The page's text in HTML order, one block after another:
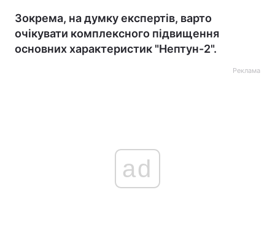
Зокрема, на думку експертів, варто
очікувати комплексного підвищення
основних характеристик "Нептун-2".
Реклама
ad